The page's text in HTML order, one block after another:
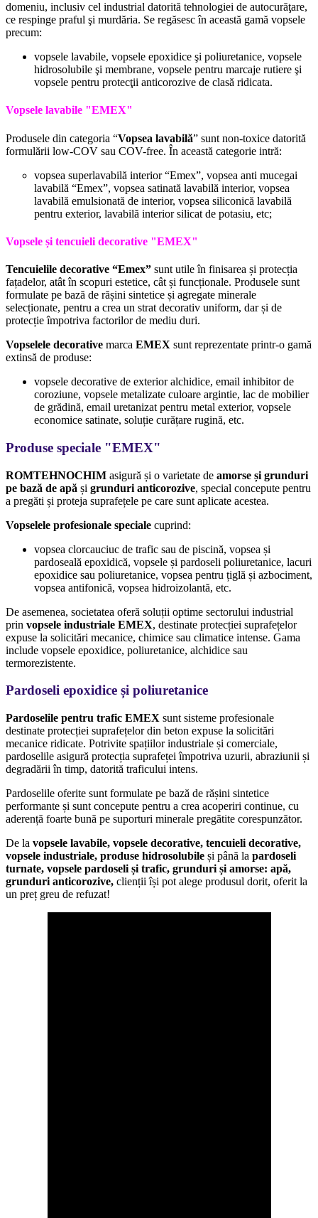
domeniu, inclusiv cel industrial datorită tehnologiei de autocurăţare,
ce respinge praful şi murdăria. Se regăsesc în această gamă vopsele
precum:
vopsele lavabile, vopsele epoxidice şi poliuretanice, vopsele
hidrosolubile şi membrane, vopsele pentru marcaje rutiere şi
vopsele pentru protecţii anticorozive de clasă ridicata.
Vopsele lavabile "EMEX"
Produsele din categoria “Vopsea lavabilă” sunt non-toxice datorită
formulării low-COV sau COV-free. În această categorie intră:
vopsea superlavabilă interior “Emex”, vopsea anti mucegai
lavabilă “Emex”, vopsea satinată lavabilă interior, vopsea
lavabilă emulsionată de interior, vopsea siliconică lavabilă
pentru exterior, lavabilă interior silicat de potasiu, etc;
Vopsele și tencuieli decorative "EMEX"
Tencuielile decorative “Emex” sunt utile în finisarea și protecția
fațadelor, atât în scopuri estetice, cât și funcționale. Produsele sunt
formulate pe bază de rășini sintetice și agregate minerale
selecționate, pentru a crea un strat decorativ uniform, dar și de
protecție împotriva factorilor de mediu duri.
Vopselele decorative marca EMEX sunt reprezentate printr-o gamă
extinsă de produse:
vopsele decorative de exterior alchidice, email inhibitor de
coroziune, vopsele metalizate culoare argintie, lac de mobilier
de grădină, email uretanizat pentru metal exterior, vopsele
economice satinate, soluție curățare rugină, etc.
Produse speciale "EMEX"
ROMTEHNOCHIM asigură și o varietate de amorse și grunduri
pe bază de apă și grunduri anticorozive, special concepute pentru
a pregăti și proteja suprafețele pe care sunt aplicate acestea.
Vopselele profesionale speciale cuprind:
vopsea clorcauciuc de trafic sau de piscină, vopsea și
pardoseală epoxidică, vopsele și pardoseli poliuretanice, lacuri
epoxidice sau poliuretanice, vopsea pentru țiglă și azbociment,
vopsea antifonică, vopsea hidroizolantă, etc.
De asemenea, societatea oferă soluții optime sectorului industrial
prin vopsele industriale EMEX, destinate protecției suprafețelor
expuse la solicitări mecanice, chimice sau climatice intense. Gama
include vopsele epoxidice, poliuretanice, alchidice sau
termorezistente.
Pardoseli epoxidice și poliuretanice
Pardoselile pentru trafic EMEX sunt sisteme profesionale
destinate protecției suprafețelor din beton expuse la solicitări
mecanice ridicate. Potrivite spațiilor industriale și comerciale,
pardoselile asigură protecția suprafeței împotriva uzurii, abraziunii și
degradării în timp, datorită traficului intens.
Pardoselile oferite sunt formulate pe bază de rășini sintetice
performante și sunt concepute pentru a crea acoperiri continue, cu
aderență foarte bună pe suporturi minerale pregătite corespunzător.
De la vopsele lavabile, vopsele decorative, tencuieli decorative,
vopsele industriale, produse hidrosolubile și până la pardoseli
turnate, vopsele pardoseli și trafic, grunduri și amorse: apă,
grunduri anticorozive, clienții își pot alege produsul dorit, oferit la
un preț greu de refuzat!